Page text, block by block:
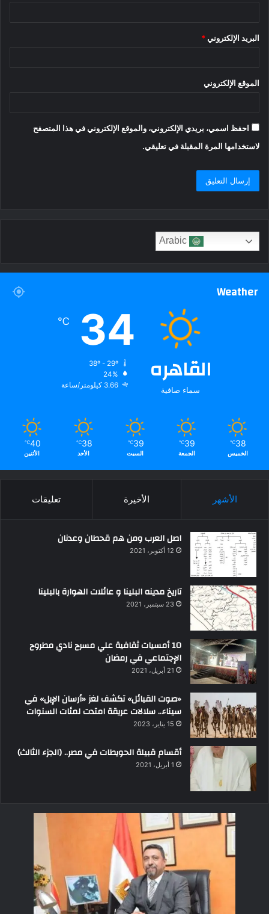
البريد الإلكتروني *
الموقع الإلكتروني
احفظ اسمي، بريدي الإلكتروني، والموقع الإلكتروني في هذا المتصفح
لاستخدامها المرة المقبلة في تعليقي.
Weather
القاهره
سماء صافية
34
℃
24%
3.66 كيلومتر/ساعة
38
℃
الخميس
39
℃
الجمعة
39
℃
السبت
38
℃
الأحد
40
℃
الأثنين
الأشهر الأخيرة تعليقات
اصل العرب ومن هم قحطان وعدنان
12 أكتوبر، 2021
تاريخ مدينه البلينا و عائلات الهوارة بالبلينا
23 سبتمبر، 2021
10 أمسيات ثقافية علي مسرح نادي مطروح
الإجتماعي في رمضان
21 أبريل، 2021
«صوت القبائل» تكشف لغز «أرسان الإبل» في
سيناء.. سلالات عريقة امتدت لمئات السنوات
15 يناير، 2023
أقسام قبيلة الحويطات في مصر.. (الجزء الثالث)
1 أبريل، 2021